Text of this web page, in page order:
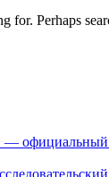
for. Perhaps
официальный